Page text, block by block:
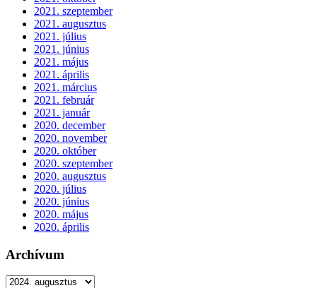
2021. szeptember
2021. augusztus
2021. július
2021. június
2021. május
2021. április
2021. március
2021. február
2021. január
2020. december
2020. november
2020. október
2020. szeptember
2020. augusztus
2020. július
2020. június
2020. május
2020. április
Archívum
Archívum